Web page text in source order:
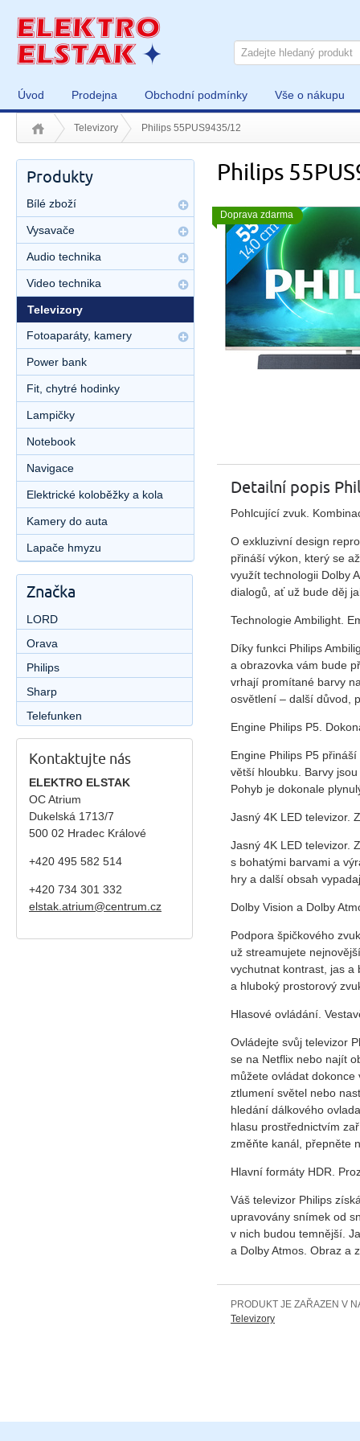
Úvod Prodejna Obchodní podmínky Vše o nákupu
Televizory Philips 55PUS9435/12
Philips
Doprava zdarma
Detailní popis
Pohlcující zvuk.
O exkluzivní design
přináší výkon, který se
využít technologii Dolby
dialogů, ať už bude děj
Technologie Ambilight.
Díky funkci Philips
a obrazovka vám bude
vrhají promítané barvy
osvětlení – další důvod,
Engine Philips P5.
Engine Philips P5
větší hloubku. Barvy
Pohyb je dokonale
Jasný 4K LED televizor.
Jasný 4K LED televizor.
s bohatými barvami a
hry a další obsah
Dolby Vision a Dolby
Podpora špičkového
už streamujete
vychutnat kontrast, jas a
a hluboký prostorový
Hlasové ovládání.
Ovládejte svůj televizor
se na Netflix nebo najít
můžete ovládat
ztlumení světel nebo
hledání dálkového
hlasu prostřednictvím
změňte kanál, přepněte
Hlavní formáty HDR.
Váš televizor Philips
upravovány snímek od
v nich budou temnější.
a Dolby Atmos. Obraz a
PRODUKT JE ZAŘAZEN V
Televizory
Produkty
Bílé zboží
Vysavače
Audio technika
Video technika
Televizory
Fotoaparáty, kamery
Power bank
Fit, chytré hodinky
Lampičky
Notebook
Navigace
Elektrické koloběžky a kola
Kamery do auta
Lapače hmyzu
Značka
LORD
Orava
Philips
Sharp
Telefunken
Kontaktujte nás
ELEKTRO ELSTAK
OC Atrium
Dukelská 1713/7
500 02 Hradec Králové
+420 495 582 514
+420 734 301 332
elstak.atrium@centrum.cz